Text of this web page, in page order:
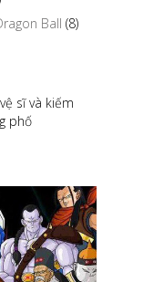
Ball (8)
sĩ và kiếm
phố